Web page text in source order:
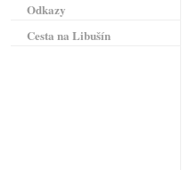
Odkazy
Cesta na Libušín